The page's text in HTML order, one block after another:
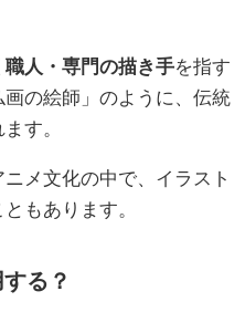
職人・専門の描き手を指す
の絵師」のように、伝統
す。
メ文化の中で、イラスト
もあります。
る？